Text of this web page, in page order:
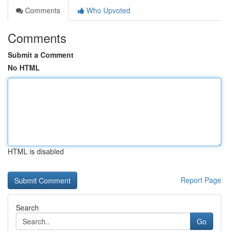
Comments
Who Upvoted
Comments
Submit a Comment
No HTML
HTML is disabled
Report Page
Search
Go